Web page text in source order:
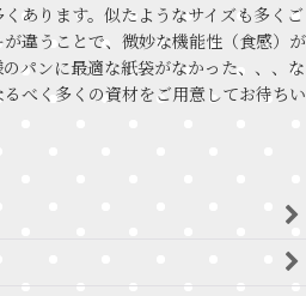
あります。似たようなサイズも多くご
違うことで、微妙な機能性（食感）が
パンに最適な紙袋がなかった、、、な
べく多くの資材をご用意してお待ちい